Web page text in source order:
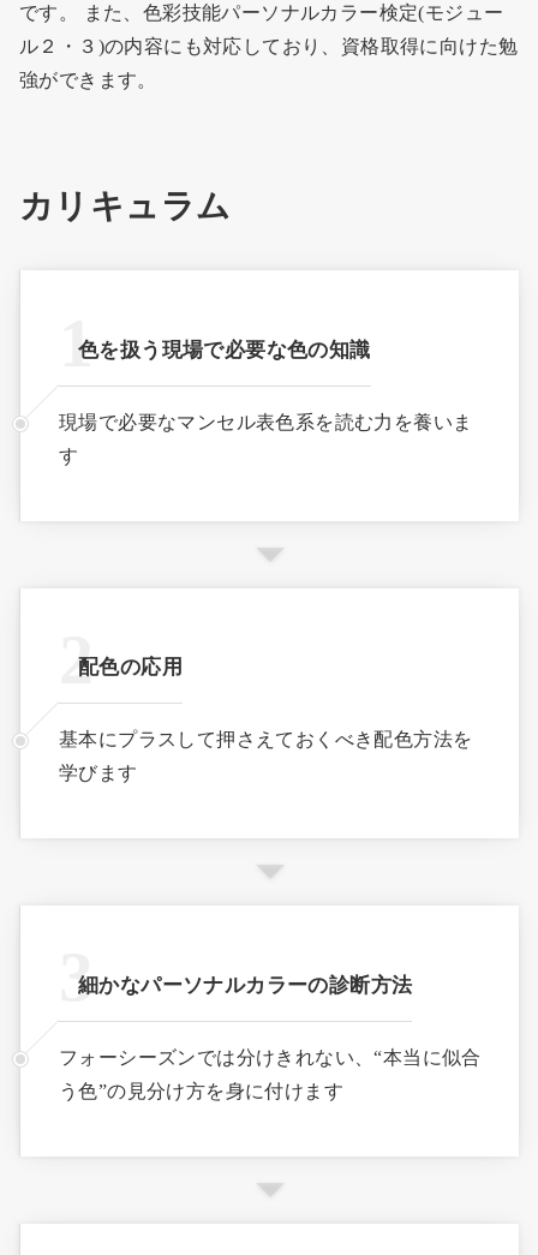
です。 また、色彩技能パーソナルカラー検定(モジュー
ル２・３)の内容にも対応しており、資格取得に向けた勉
強ができます。
カリキュラム
色を扱う現場で必要な色の知識
現場で必要なマンセル表色系を読む力を養いま
す
配色の応用
基本にプラスして押さえておくべき配色方法を
学びます
細かなパーソナルカラーの診断方法
フォーシーズンでは分けきれない、“本当に似合
う色”の見分け方を身に付けます